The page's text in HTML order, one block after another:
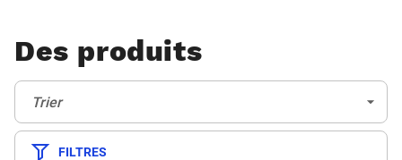
Des produits
Trier:
Trier
FILTRES